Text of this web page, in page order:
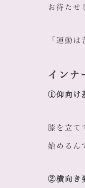
お待たせ
「運動
インナ
①仰向け
膝を立て
始めるん
②横向き